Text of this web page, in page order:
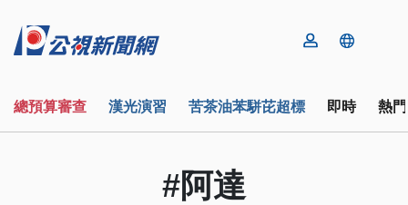
總預算審查 漢光演習 苦茶油苯駢芘超標 即時 熱
#阿達